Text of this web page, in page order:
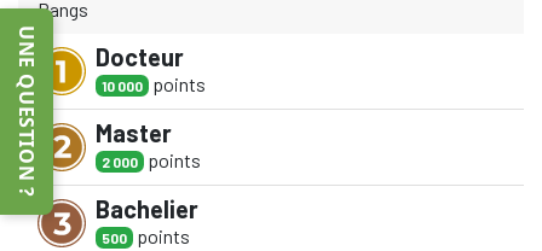
UNE QUESTION ?
Rangs
Docteur
10 000 points
Master
2 000 points
Bachelier
500 points